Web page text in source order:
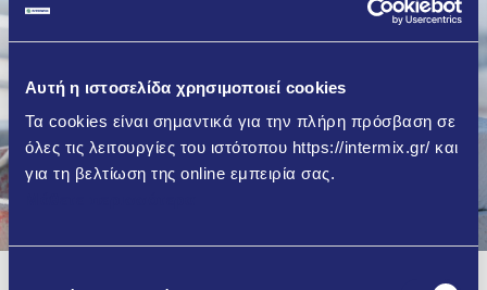
Αυτή η ιστοσελίδα χρησιμοποιεί cookies
Τα cookies είναι σημαντικά για την πλήρη πρόσβαση σε
όλες τις λειτουργίες του ιστότοπου https://intermix.gr/ και
για τη βελτίωση της online εμπειρία σας.